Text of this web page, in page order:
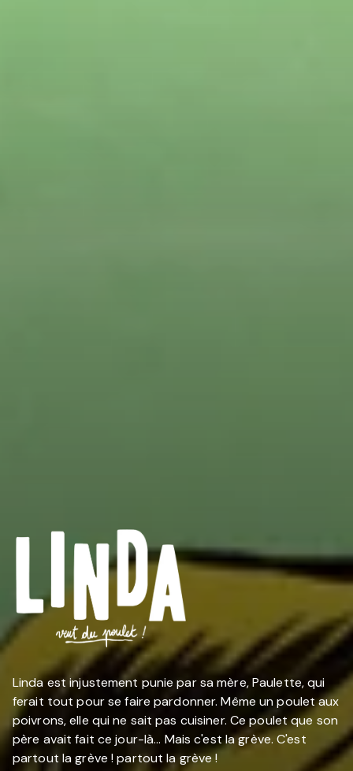
Linda est injustement punie par sa mère, Paulette, qui
ferait tout pour se faire pardonner. Même un poulet aux
poivrons, elle qui ne sait pas cuisiner. Ce poulet que son
père avait fait ce jour-là... Mais c'est la grève. C'est
partout la grève ! partout la grève !